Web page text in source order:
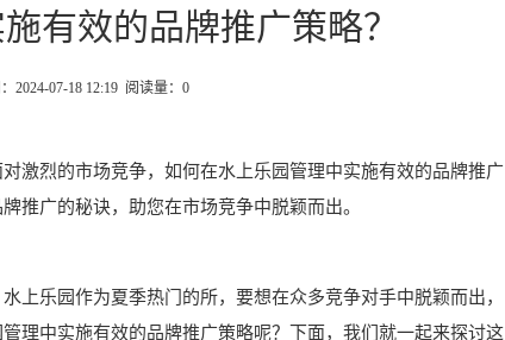
有效的品牌推广策略？
07-18 12:19 阅读量： 0
激烈的市场竞争，如何在水上乐园管理中实施有效的品牌推广
推广的秘诀，助您在市场竞争中脱颖而出。
上乐园作为夏季热门的所，要想在众多竞争对手中脱颖而出，
理中实施有效的品牌推广策略呢？下面，我们就一起来探讨这